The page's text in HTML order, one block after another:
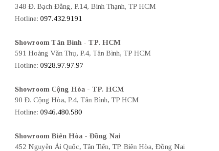
348 Đ. Bạch Đằng, P.14, Bình Thạnh, TP HCM
Hotline: 097.432.9191
Showroom Tân Bình - TP. HCM
591 Hoàng Văn Thụ, P.4, Tân Bình, TP HCM
Hotline: 0928.97.97.97
Showroom Cộng Hòa - TP. HCM
90 Đ. Cộng Hòa, P.4, Tân Bình, TP HCM
Hotline: 0946.480.580
Showroom Biên Hòa - Đồng Nai
452 Nguyễn Ái Quốc, Tân Tiến, TP. Biên Hòa, Đồng Nai